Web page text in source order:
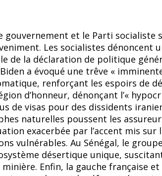
gouvernement et le Parti socialiste
Les socialistes dénoncent
de la déclaration de politique
a évoqué une trêve «
renforçant les espoirs de
d’honneur, dénonçant l’«
de visas pour des dissidents
naturelles poussent les
exacerbée par l’accent mis sur
vulnérables. Au Sénégal, le
désertique unique,
Enfin, la gauche française et